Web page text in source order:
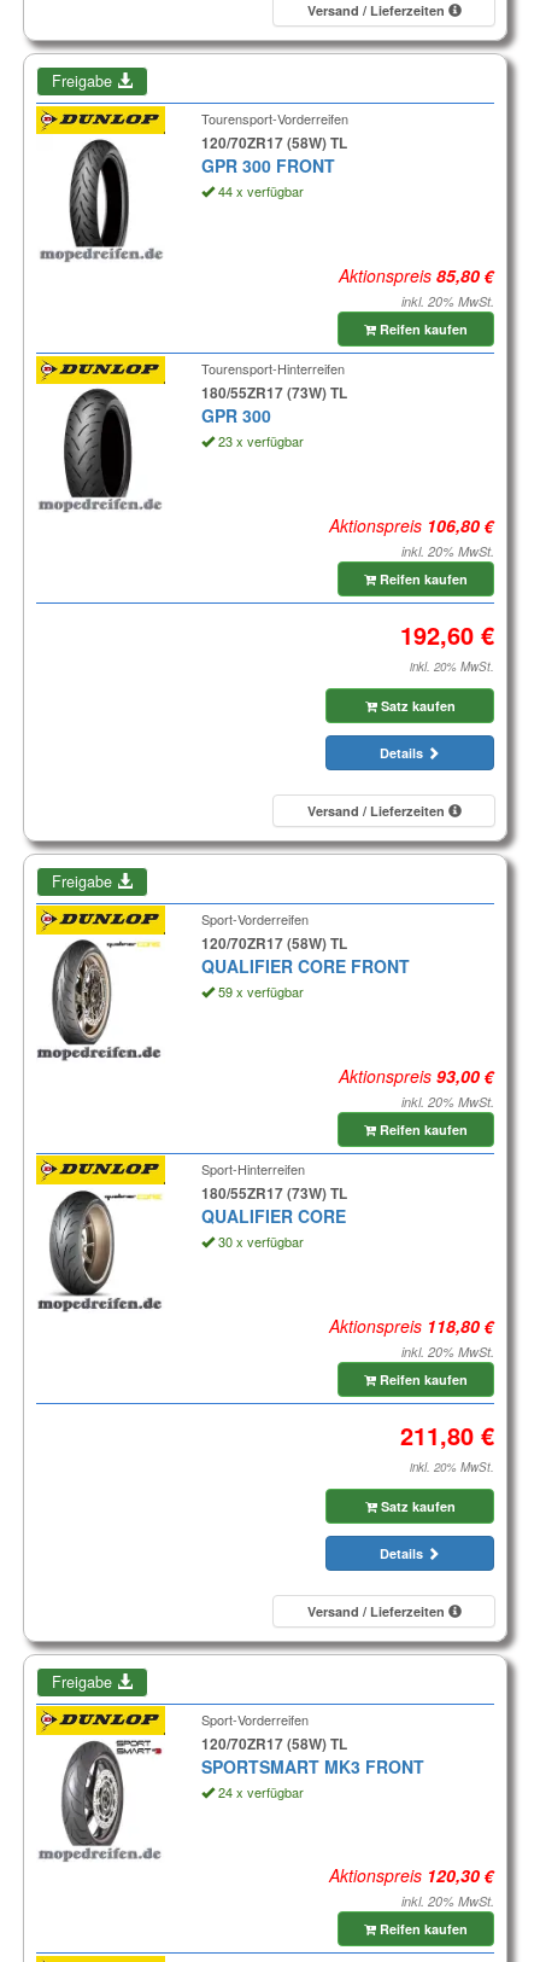
Versand / Lieferzeiten
Freigabe
Tourensport-Vorderreifen
120/70ZR17 (58W) TL
GPR 300 FRONT
44 x verfügbar
Aktionspreis
inkl. 20% MwSt.
Reifen kaufen
Tourensport-Hinterreifen
180/55ZR17 (73W) TL
GPR 300
23 x verfügbar
Aktionspreis
inkl. 20% MwSt.
Reifen kaufen
inkl. 20% MwSt.
Satz kaufen
Details
Versand / Lieferzeiten
Freigabe
Sport-Vorderreifen
120/70ZR17 (58W) TL
QUALIFIER CORE FRONT
59 x verfügbar
Aktionspreis
inkl. 20% MwSt.
Reifen kaufen
Sport-Hinterreifen
180/55ZR17 (73W) TL
QUALIFIER CORE
30 x verfügbar
Aktionspreis
inkl. 20% MwSt.
Reifen kaufen
inkl. 20% MwSt.
Satz kaufen
Details
Versand / Lieferzeiten
Freigabe
Sport-Vorderreifen
120/70ZR17 (58W) TL
SPORTSMART MK3 FRONT
24 x verfügbar
Aktionspreis
inkl. 20% MwSt.
Reifen kaufen